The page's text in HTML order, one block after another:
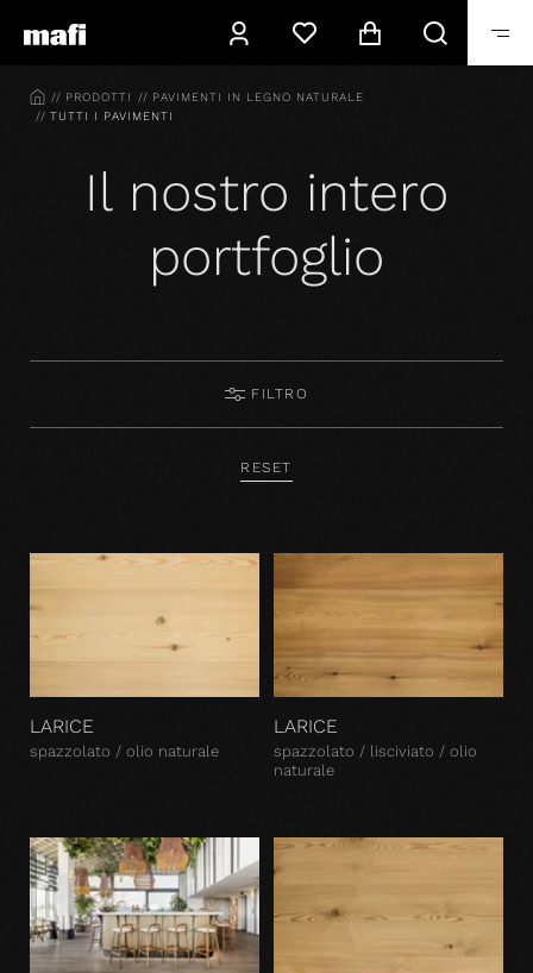
HOMEPRODOTTI
PAVIMENTI IN LEGNO NATURALE
TUTTI I PAVIMENTI
Il nostro intero
portfoglio
FILTRO
RESET
LARICE
spazzolato / olio naturale
LARICE
spazzolato / lisciviato / olio
naturale